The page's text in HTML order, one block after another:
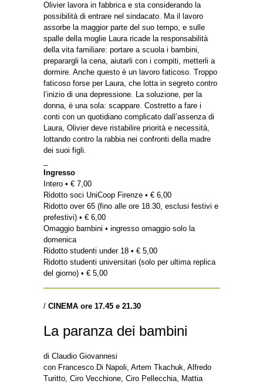
Olivier lavora in fabbrica e sta considerando la
possibilità di entrare nel sindacato. Ma il lavoro
assorbe la maggior parte del suo tempo, e sulle
spalle della moglie Laura ricade la responsabilità
della vita familiare: portare a scuola i bambini,
preparargli la cena, aiutarli con i compiti, metterli a
dormire. Anche questo è un lavoro faticoso. Troppo
faticoso forse per Laura, che lotta in segreto contro
l’inizio di una depressione. La soluzione, per la
donna, è una sola: scappare. Costretto a fare i
conti con un quotidiano complicato dall’assenza di
Laura, Olivier deve ristabilire priorità e necessità,
lottando contro la rabbia nei confronti della madre
dei suoi figli.
Ingresso
Intero • € 7,00
Ridotto soci UniCoop Firenze • € 6,00
Ridotto over 65 (fino alle ore 18.30, esclusi festivi e
prefestivi) • € 6,00
Omaggio bambini • ingresso omaggio solo la
domenica
Ridotto studenti under 18 • € 5,00
Ridotto studenti universitari (solo per ultima replica
del giorno) • € 5,00
/ CINEMA ore 17.45 e 21.30
La paranza dei bambini
di Claudio Giovannesi
con Francesco Di Napoli, Artem Tkachuk, Alfredo
Turitto, Ciro Vecchione, Ciro Pellecchia, Mattia